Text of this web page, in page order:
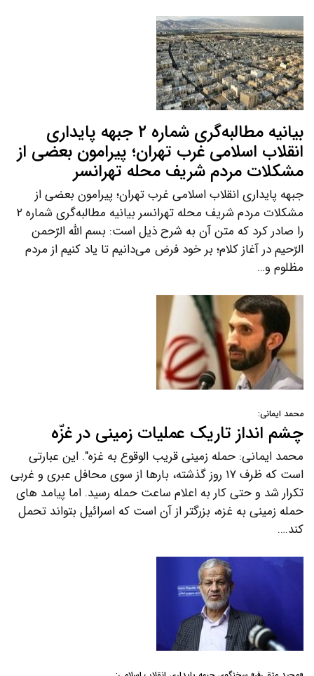
بیانیه مطالبه‌گری شماره ۲ جبهه پایداری
انقلاب اسلامی غرب تهران؛ پیرامون بعضی از
مشکلات مردم شریف محله تهرانسر
جبهه پایداری انقلاب اسلامی غرب تهران؛ پیرامون بعضی از
مشکلات مردم شریف محله تهرانسر بیانیه مطالبه‌گری شماره ۲
را صادر کرد که متن آن به شرح ذیل است: بسم الله الرّحمن
الرّحیم در آغاز کلام؛ بر خود فرض می‌دانیم تا یاد کنیم از مردم
مظلوم و…
محمد ایمانی:
چشم انداز تاریک عملیات زمینی در غزّه
محمد ایمانی: حمله زمینی قریب الوقوع به غزه". این عبارتی
است که ظرف ۱۷ روز گذشته، بارها از سوی محافل عبری و غربی
تکرار شد و حتی کار به اعلام ساعت حمله رسید. اما پیامد های
حمله زمینی به غزه، بزرگتر از آن است که اسرائیل بتواند تحمل
کند.…